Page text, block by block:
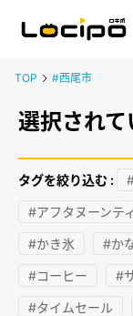
TOP #西尾市
選択され
タグを絞り込む :
#アフタヌーンテ
#かき氷 #か
#コーヒー #
#タイムセール